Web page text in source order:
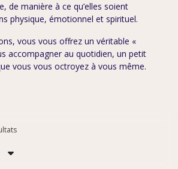
de manière à ce qu’elles soient
physique, émotionnel et spirituel.
vous vous offrez un véritable «
accompagner au quotidien, un petit
vous vous octroyez à vous même.